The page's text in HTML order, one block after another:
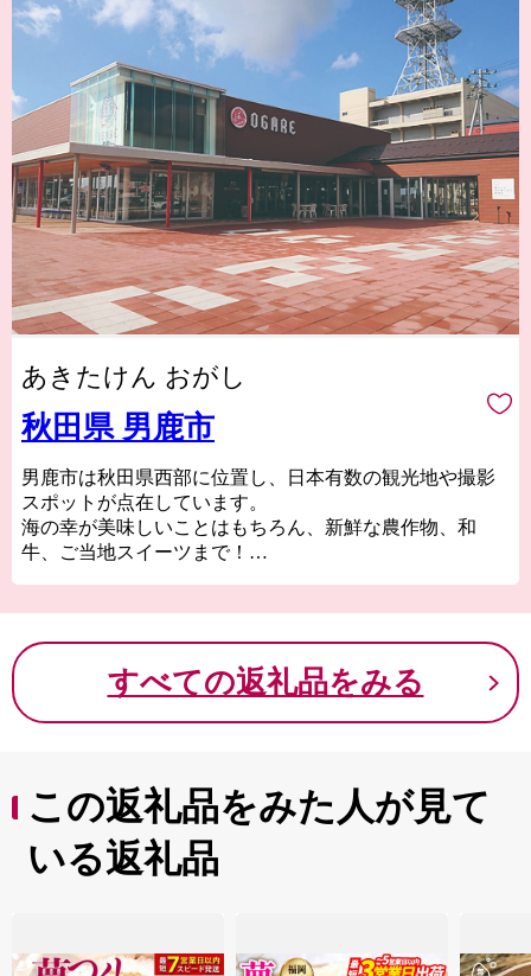
あきたけん おがし
秋田県 男鹿市
男鹿市は秋田県西部に位置し、日本有数の観光地や撮影
スポットが点在しています。
海の幸が美味しいことはもちろん、新鮮な農作物、和
牛、ご当地スイーツまで！
すべての返礼品をみる
この返礼品をみた人が見て
いる返礼品